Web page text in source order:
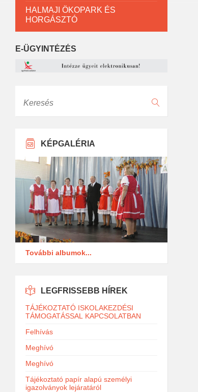
HALMAJI ÖKOPARK ÉS
HORGÁSZTÓ
E-ÜGYINTÉZÉS
KÉPGALÉRIA
További albumok...
LEGFRISSEBB HÍREK
TÁJÉKOZTATÓ ISKOLAKEZDÉSI
TÁMOGATÁSSAL KAPCSOLATBAN
Felhívás
Meghívó
Meghívó
Tájékoztató papír alapú személyi
igazolványok lejáratáról